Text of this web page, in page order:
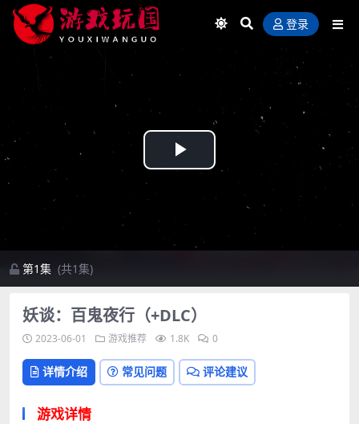
登录
Play
Video
第1集 (共1集)
妖谈：百鬼夜行（+DLC）
2023-06-01 游戏推荐 1.8K 0
详情介绍 常见问题 评论建议
游戏详情